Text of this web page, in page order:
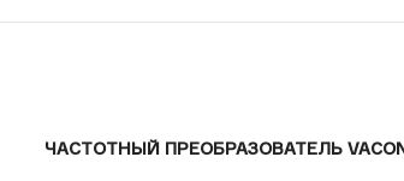
ЧАСТОТНЫЙ ПРЕОБРАЗОВАТЕЛЬ